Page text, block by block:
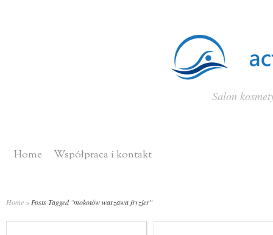
Salon
Home Współpraca i kontakt
Home » Posts Tagged "mokotów warzawa fryzjer"